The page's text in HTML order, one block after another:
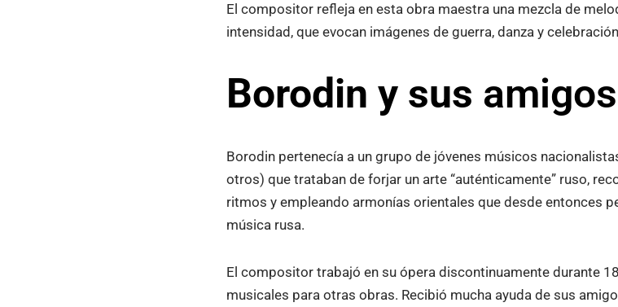
El compositor refleja en esta obra maestra una mezcla de
intensidad, que evocan imágenes de guerra, danza y
Borodin y sus amigos
Borodin pertenecía a un grupo de jóvenes músicos
otros) que trataban de forjar un arte “auténticamente” ruso,
ritmos y empleando armonías orientales que desde entonces
música rusa.
El compositor trabajó en su ópera discontinuamente durante
musicales para otras obras. Recibió mucha ayuda de sus